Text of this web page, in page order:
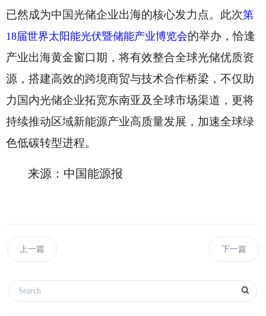
已然成为中国光储企业出海的核心发力点。此次第
18届世界太阳能光伏暨储能产业博览会的举办，恰逢
产业出海黄金窗口期，将有效整合全球光储优质资
源，搭建高效的跨境商贸与技术合作桥梁，不仅助
力国内光储企业拓宽东南亚及全球市场渠道，更将
持续推动区域新能源产业高质量发展，加速全球绿
色低碳转型进程。
来源：中国能源报
上一篇 下一篇